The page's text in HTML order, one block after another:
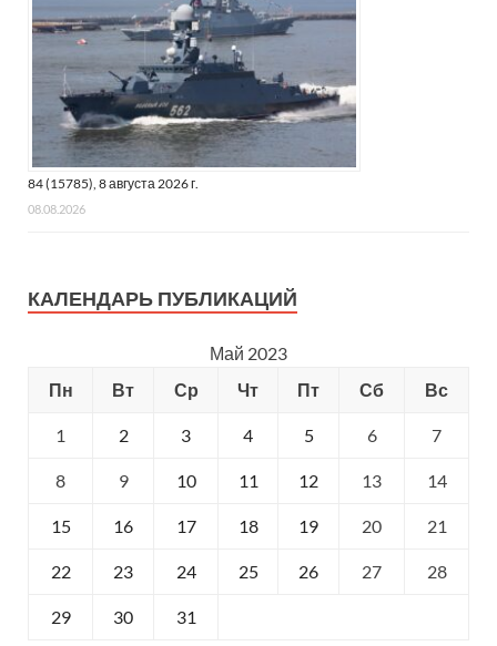
84 (15785), 8 августа 2026 г.
08.08.2026
КАЛЕНДАРЬ ПУБЛИКАЦИЙ
Май 2023
Пн
Вт Ср Чт Пт Сб Вс
1 2 3 4 5 6 7
8 9 10 11 12 13 14
15 16 17 18 19 20 21
22 23 24 25 26 27 28
29 30 31